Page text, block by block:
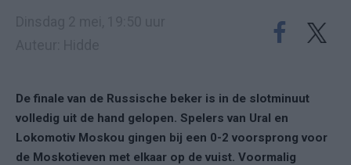
De finale van de Russische beker is in de slotminuut
volledig uit de hand gelopen. Spelers van Ural en
Lokomotiv Moskou gingen bij een 0-2 voorsprong voor
de Moskotieven met elkaar op de vuist. Voormalig